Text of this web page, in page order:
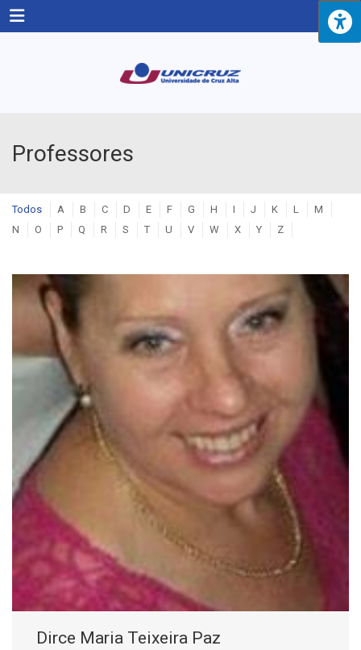
Menu
Professores
Todos A B C D E F G H I J K L
M
N
O P Q R S T U V W X Y Z
Dirce Maria Teixeira Paz